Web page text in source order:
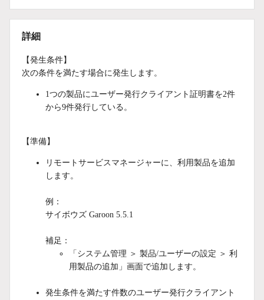
詳細
【発生条件】
次の条件を満たす場合に発生します。
1つの製品にユーザー発行クライアント証明書を2件
から9件発行している。
【準備】
リモートサービスマネージャーに、利用製品を追加
します。
例：
サイボウズ Garoon 5.5.1
補足：
「システム管理 ＞ 製品/ユーザーの設定 ＞ 利
用製品の追加」画面で追加します。
発生条件を満たす件数のユーザー発行クライアント